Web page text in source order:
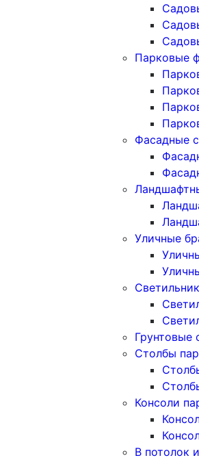
Парковые
Фасадные
Уличные
Грунтовые
Столбы
Консоли
В потолок